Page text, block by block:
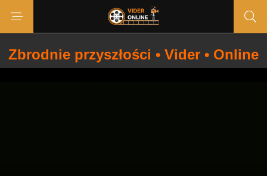
Zbrodnie przyszłości • Vider • Online